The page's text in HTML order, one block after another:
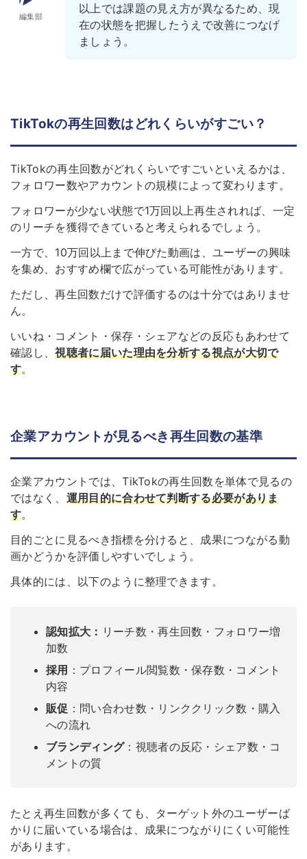
編集部
以上では課題の見え方が異なるため、現
在の状態を把握したうえで改善につなげ
ましょう。
TikTokの再生回数はどれくらいがすごい？
TikTokの再生回数がどれくらいですごいといえるかは、
フォロワー数やアカウントの規模によって変わります。
フォロワーが少ない状態で1万回以上再生されれば、一定
のリーチを獲得できていると考えられるでしょう。
一方で、10万回以上まで伸びた動画は、ユーザーの興味
を集め、おすすめ欄で広がっている可能性があります。
ただし、再生回数だけで評価するのは十分ではありませ
ん。
いいね・コメント・保存・シェアなどの反応もあわせて
確認し、視聴者に届いた理由を分析する視点が大切で
す。
企業アカウントが見るべき再生回数の基準
企業アカウントでは、TikTokの再生回数を単体で見るの
ではなく、 運用目的に合わせて判断する必要がありま
す。
目的ごとに見るべき指標を分けると、成果につながる動
画かどうかを評価しやすいでしょう。
具体的には、以下のように整理できます。
認知拡大： リーチ数・再生回数・フォロワー増
加数
採用 ：プロフィール閲覧数・保存数・コメント
内容
販促 ：問い合わせ数・リンククリック数・購入
への流れ
ブランディング：視聴者の反応・シェア数・コ
メントの質
たとえ再生回数が多くても、ターゲット外のユーザーば
かりに届いている場合は、成果につながりにくい可能性
があります。